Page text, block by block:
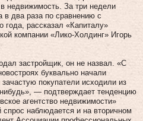
недвижимость. За три недели
два раза по сравнению с
рассказал «Капиталу»
компании «Лико-Холдинг» Игорь
застройщик, он не назвал. «С
буквально начали
покупатели исходили из
— подтверждает тенденцию
агентство недвижимости»
наблюдается и на вторичном